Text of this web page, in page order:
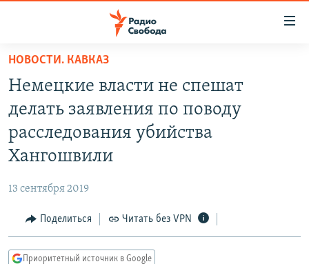
упрощенного
доступа
основному
содержанию
навигации
Вернутся
ПОДКАСТЫ
ЦИТАТЫ СВОБОДЫ
КУЛЬТУРА
IDEL.РЕАЛИИ
КАВКАЗ.РЕАЛИИ
НОВОСТИ. КАВКАЗ
Немецкие власти не спешат
делать заявления по поводу
расследования убийства
Хангошвили
13 сентября 2019
Поделиться Читать без VPN
Приоритетный источник в Google